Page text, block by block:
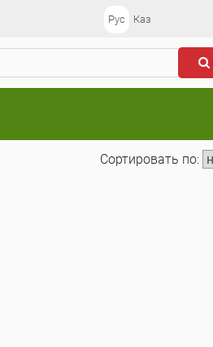
Рус Каз
Сортировать по: